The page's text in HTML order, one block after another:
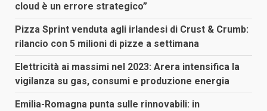
cloud è un errore strategico”
Pizza Sprint venduta agli irlandesi di Crust & Crumb:
rilancio con 5 milioni di pizze a settimana
Elettricità ai massimi nel 2023: Arera intensifica la
vigilanza su gas, consumi e produzione energia
Emilia-Romagna punta sulle rinnovabili: in